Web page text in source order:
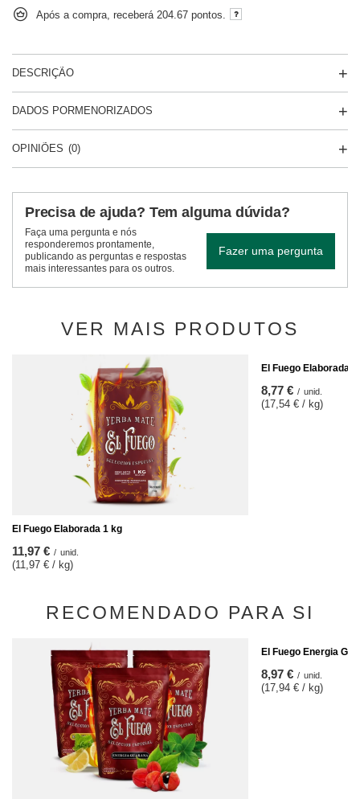
Após a compra, receberá 204.67 pontos.
DESCRIÇÃO
DADOS PORMENORIZADOS
OPINIÕES (0)
Precisa de ajuda? Tem alguma dúvida?
Faça uma pergunta e nós
responderemos prontamente,
publicando as perguntas e respostas
mais interessantes para os outros.
Fazer uma pergunta
VER MAIS PRODUTOS
El Fuego Elaborada 1 kg
11,97 € / unid.
(11,97 € / kg)
El Fuego Elaborada
8,77 € / unid.
(17,54 € / kg)
RECOMENDADO PARA SI
El Fuego Energia
8,97 € / unid.
(17,94 € / kg)